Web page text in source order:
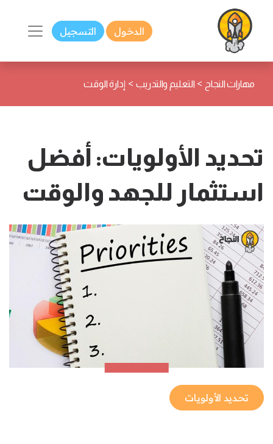
الدخول التسجيل
مهارات النجاح > التعليم والتدريب > إدارة الوقت
تحديد الأولويات: أفضل
استثمار للجهد والوقت
تحديد الأولويات